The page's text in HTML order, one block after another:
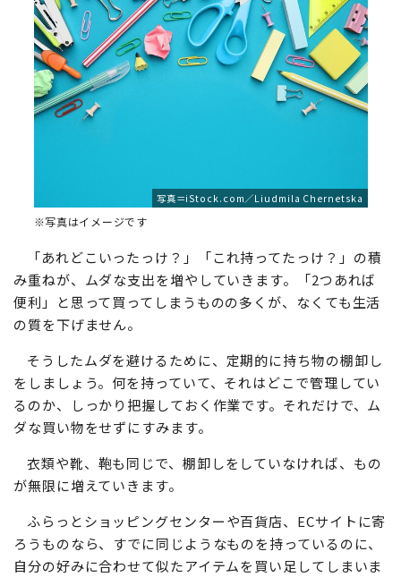
写真＝iStock.com／Liudmila Chernetska
※写真はイメージです
「あれどこいったっけ？」「これ持ってたっけ？」の積
み重ねが、ムダな支出を増やしていきます。「2つあれば
便利」と思って買ってしまうものの多くが、なくても生活
の質を下げません。
そうしたムダを避けるために、定期的に持ち物の棚卸し
をしましょう。何を持っていて、それはどこで管理してい
るのか、しっかり把握しておく作業です。それだけで、ム
ダな買い物をせずにすみます。
衣類や靴、鞄も同じで、棚卸しをしていなければ、もの
が無限に増えていきます。
ふらっとショッピングセンターや百貨店、ECサイトに寄
ろうものなら、すでに同じようなものを持っているのに、
自分の好みに合わせて似たアイテムを買い足してしまいま